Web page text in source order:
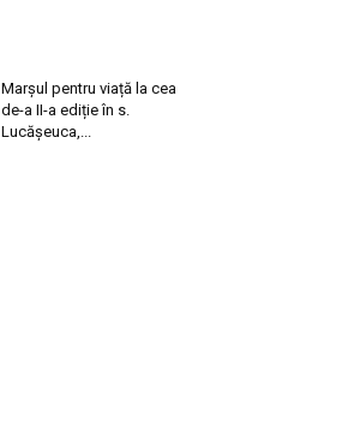
Marșul pentru viață la cea
de-a II-a ediție în s.
Lucășeuca,...